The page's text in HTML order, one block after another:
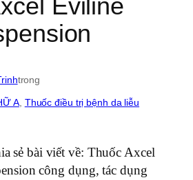
Eviline
trong
A, Thuốc điều trị bệnh da liễu
sẻ bài viết về: Thuốc Axcel
công dụng, tác dụng